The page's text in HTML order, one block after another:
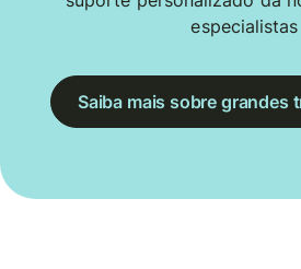
especialistas
Saiba mais sobre grandes